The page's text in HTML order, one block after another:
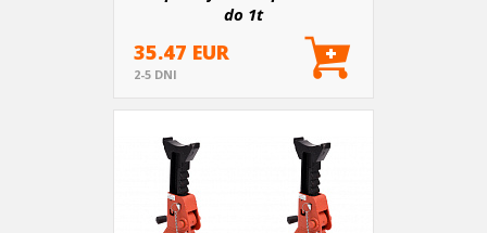
do 1t
35.47 EUR
2-5 DNI